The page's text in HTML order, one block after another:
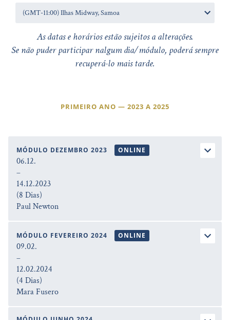
As datas e horários estão sujeitos a alterações.
Se não puder participar nalgum dia/módulo, poderá sempre
recuperá-lo mais tarde.
PRIMEIRO ANO — 2023 A 2025
MÓDULO DEZEMBRO 2023 ONLINE
06.12.
–
14.12.2023
(8 Dias)
Paul Newton
MÓDULO FEVEREIRO 2024 ONLINE
09.02.
–
12.02.2024
(4 Dias)
Mara Fusero